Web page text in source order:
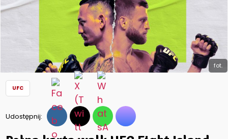
sobotnią galę z udziałem Davida Zawady?
fot.
UFC
Udostępnij: